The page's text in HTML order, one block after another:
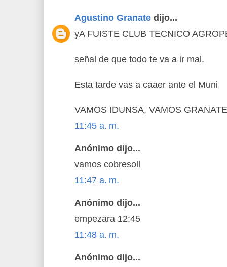
Agustino Granate dijo...
yA FUISTE CLUB TECNICO
señal de que todo te va a ir mal.
Esta tarde vas a caaer ante el Muni
VAMOS IDUNSA, VAMOS
11:45 a. m.
Anónimo dijo...
vamos cobresoll
11:47 a. m.
Anónimo dijo...
empezara 12:45
11:48 a. m.
Anónimo dijo...